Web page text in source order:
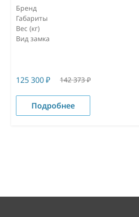
Бренд
Габариты
Вес (кг)
Вид замка
125 300₽ 142 373₽
Подробнее